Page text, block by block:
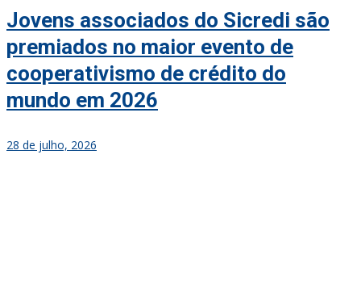
Jovens associados do Sicredi são
premiados no maior evento de
cooperativismo de crédito do
mundo em 2026
28 de julho, 2026